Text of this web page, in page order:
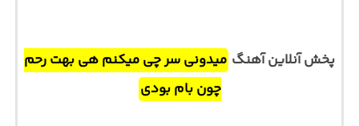
پخش آنلاین آهنگ میدونی سر چی میکنم هی بهت رحم
چون بام بودی